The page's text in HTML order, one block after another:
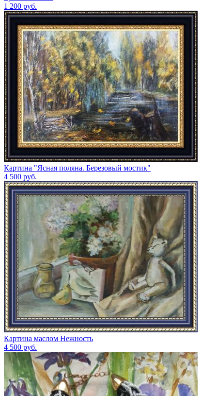
1 200 руб.
Картина "Ясная поляна. Березовый мостик"
4 500 руб.
Картина маслом Нежность
4 500 руб.